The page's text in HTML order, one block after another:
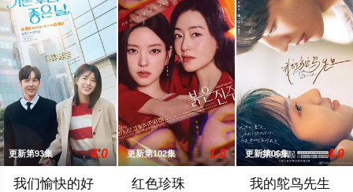
更新第93集 4.0
我们愉快的好
更新第102集 1.0
红色珍珠
更新第06集 4.0
我的鸵鸟先生